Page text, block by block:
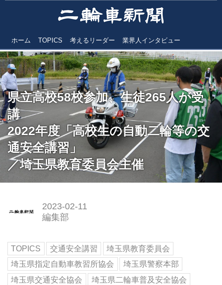
ホーム TOPICS 考えるリーダー 業界人インタビュー
県立高校58校参加、生徒265人が受
講
2022年度「高校生の自動二輪等の交
通安全講習」
／埼玉県教育委員会主催
2023-02-11
編集部
TOPICS 交通安全講習
埼玉県教育委員会
埼玉県指定自動車教習所協会
埼玉県警察本部
埼玉県交通安全協会
埼玉県二輪車普及安全協会